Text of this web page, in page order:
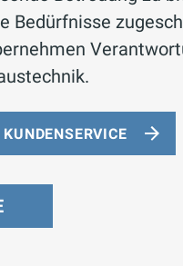
Bedürfnisse